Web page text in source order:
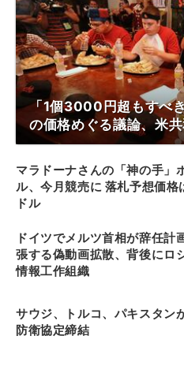
「1個3000円超もすべ
の価格めぐる議論、米
マラドーナさんの「神の手」
ル、今月競売に 落札予想価格
ドル
ドイツでメルツ首相が辞任計
張する偽動画拡散、背後にロ
情報工作組織
サウジ、トルコ、パキスタン
防衛協定締結